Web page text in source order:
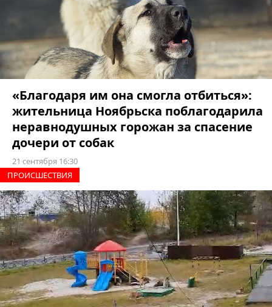
«Благодаря им она смогла отбиться»:
жительница Ноябрьска поблагодарила
неравнодушных горожан за спасение
дочери от собак
21 сентября 16:30
ПРОИCШЕСТВИЯ